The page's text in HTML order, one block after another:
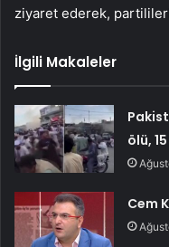
ziyaret ederek,
İlgili Makaleler
ölü,
Cem